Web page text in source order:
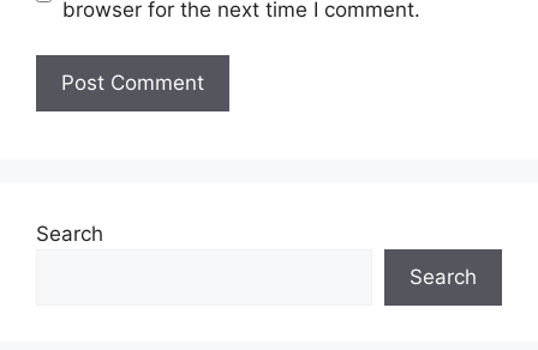
browser for the next time I comment.
Search
Search